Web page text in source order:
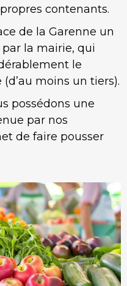
contenants.
de la Garenne un
la mairie, qui
le
moins un tiers).
possédons une
par nos
de faire pousser